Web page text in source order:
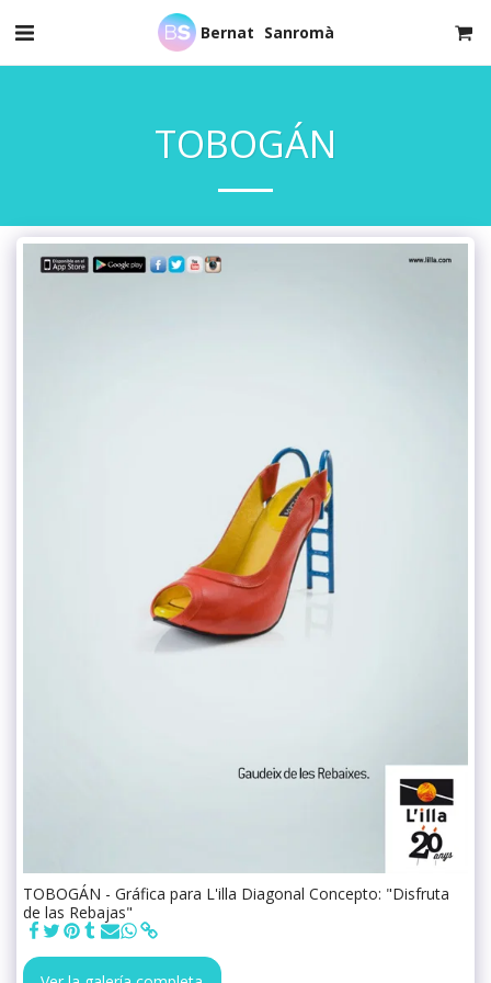
Bernat Sanromà
TOBOGÁN
TOBOGÁN - Gráfica para L'illa Diagonal Concepto: "Disfruta
de las Rebajas"